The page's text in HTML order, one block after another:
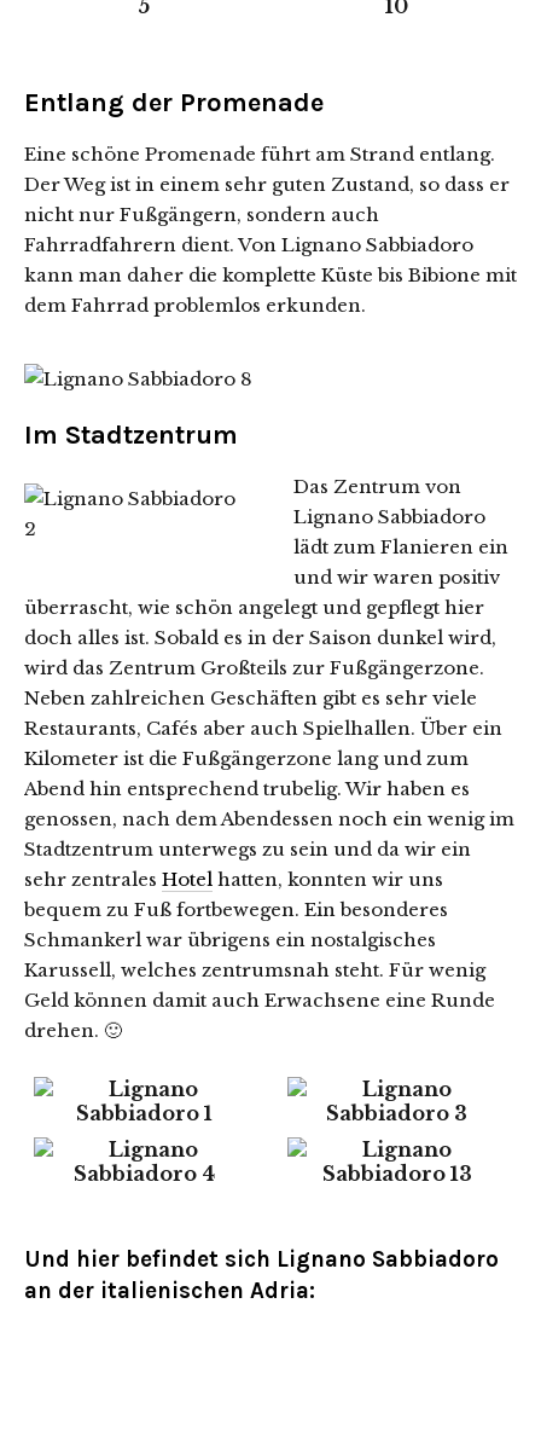
Entlang der Promenade
Eine schöne Promenade führt am Strand entlang.
Der Weg ist in einem sehr guten Zustand, so dass er
nicht nur Fußgängern, sondern auch
Fahrradfahrern dient. Von Lignano Sabbiadoro
kann man daher die komplette Küste bis Bibione mit
dem Fahrrad problemlos erkunden.
Im Stadtzentrum
Das Zentrum von
Lignano Sabbiadoro
lädt zum Flanieren ein
und wir waren positiv
überrascht, wie schön angelegt und gepflegt hier
doch alles ist. Sobald es in der Saison dunkel wird,
wird das Zentrum Großteils zur Fußgängerzone.
Neben zahlreichen Geschäften gibt es sehr viele
Restaurants, Cafés aber auch Spielhallen. Über ein
Kilometer ist die Fußgängerzone lang und zum
Abend hin entsprechend trubelig. Wir haben es
genossen, nach dem Abendessen noch ein wenig im
Stadtzentrum unterwegs zu sein und da wir ein
sehr zentrales Hotel hatten, konnten wir uns
bequem zu Fuß fortbewegen. Ein besonderes
Schmankerl war übrigens ein nostalgisches
Karussell, welches zentrumsnah steht. Für wenig
Geld können damit auch Erwachsene eine Runde
drehen. 🙂
Und hier befindet sich Lignano Sabbiadoro
an der italienischen Adria: